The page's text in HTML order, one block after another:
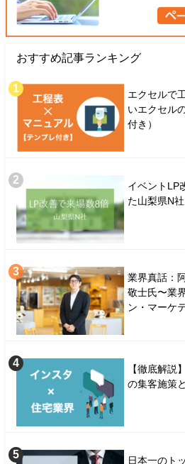
おすすめ記事ランキング
エクセルで
いエクセル
付き）
イベントLP
た山梨県N社
業界真話：
敬士氏〜業
ン・マーケ
【徹底解説
の集客施策
日本一のト